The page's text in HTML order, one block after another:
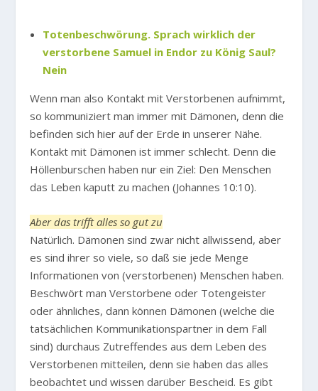
Totenbeschwörung. Sprach wirklich der
verstorbene Samuel in Endor zu König Saul?
Nein
Wenn man also Kontakt mit Verstorbenen aufnimmt,
so kommuniziert man immer mit Dämonen, denn die
befinden sich hier auf der Erde in unserer Nähe.
Kontakt mit Dämonen ist immer schlecht. Denn die
Höllenburschen haben nur ein Ziel: Den Menschen
das Leben kaputt zu machen (Johannes 10:10).
Aber das trifft alles so gut zu
Natürlich. Dämonen sind zwar nicht allwissend, aber
es sind ihrer so viele, so daß sie jede Menge
Informationen von (verstorbenen) Menschen haben.
Beschwört man Verstorbene oder Totengeister
oder ähnliches, dann können Dämonen (welche die
tatsächlichen Kommunikationspartner in dem Fall
sind) durchaus Zutreffendes aus dem Leben des
Verstorbenen mitteilen, denn sie haben das alles
beobachtet und wissen darüber Bescheid. Es gibt